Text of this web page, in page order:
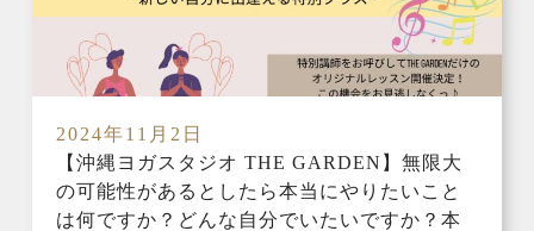
2024年11月2日
【沖縄ヨガスタジオ THE GARDEN】無限大
の可能性があるとしたら本当にやりたいこと
は何ですか？どんな自分でいたいですか？本